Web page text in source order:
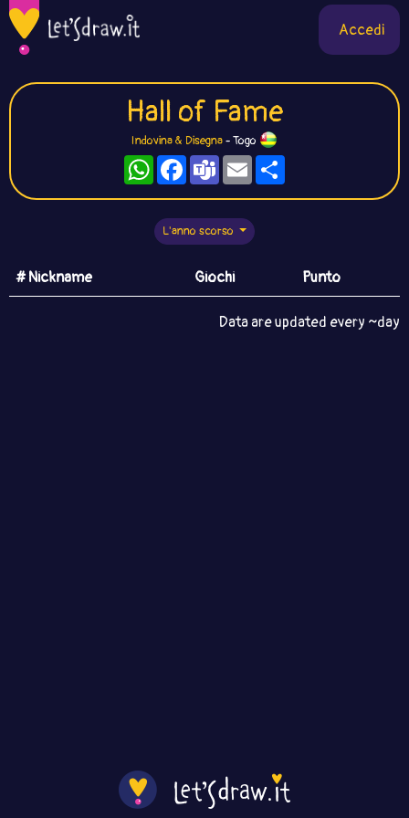
Accedi
Hall of Fame
Indovina & Disegna- Togo
WhatsAppFacebook
TeamsEmail
L'anno scorso
# Nickname Giochi Punto
Data are updated every ~day